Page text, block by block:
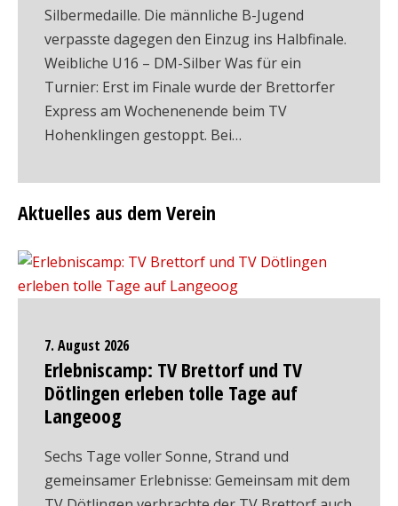
Silbermedaille. Die männliche B-Jugend
verpasste dagegen den Einzug ins Halbfinale.
Weibliche U16 – DM-Silber Was für ein
Turnier: Erst im Finale wurde der Brettorfer
Express am Wochenenende beim TV
Hohenklingen gestoppt. Bei…
Aktuelles aus dem Verein
7. August 2026
Erlebniscamp: TV Brettorf und TV
Dötlingen erleben tolle Tage auf
Langeoog
Sechs Tage voller Sonne, Strand und
gemeinsamer Erlebnisse: Gemeinsam mit dem